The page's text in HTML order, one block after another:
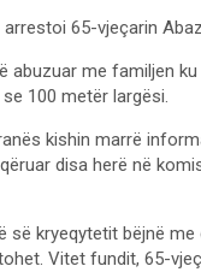
65-vjeçarin
abuzuar me familjen
100 metër largësi.
kishin marrë
disa herë në
së kryeqytetit bëjnë
Vitet fundit, 65-